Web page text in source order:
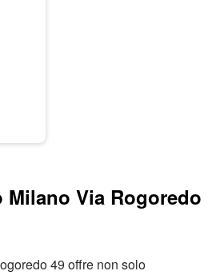
Via Rogoredo
49 offre non solo